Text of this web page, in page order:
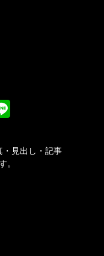
・見出し・記事
。